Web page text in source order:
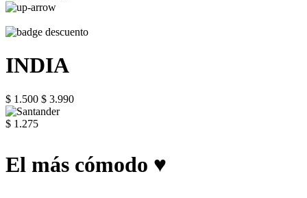
INDIA
$ 1.500 $ 3.990
$ 1.275
El más cómodo ♥